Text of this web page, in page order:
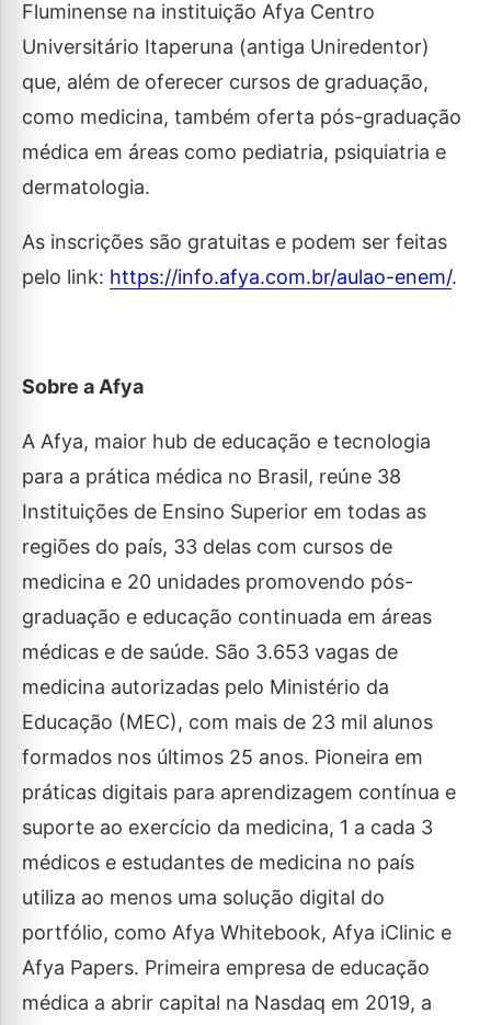
Fluminense na instituição Afya Centro
Universitário Itaperuna (antiga Uniredentor)
que, além de oferecer cursos de graduação,
como medicina, também oferta pós-graduação
médica em áreas como pediatria, psiquiatria e
dermatologia.
As inscrições são gratuitas e podem ser feitas
pelo link: https://info.afya.com.br/aulao-enem/.
Sobre a Afya
A Afya, maior hub de educação e tecnologia
para a prática médica no Brasil, reúne 38
Instituições de Ensino Superior em todas as
regiões do país, 33 delas com cursos de
medicina e 20 unidades promovendo pós-
graduação e educação continuada em áreas
médicas e de saúde. São 3.653 vagas de
medicina autorizadas pelo Ministério da
Educação (MEC), com mais de 23 mil alunos
formados nos últimos 25 anos. Pioneira em
práticas digitais para aprendizagem contínua e
suporte ao exercício da medicina, 1 a cada 3
médicos e estudantes de medicina no país
utiliza ao menos uma solução digital do
portfólio, como Afya Whitebook, Afya iClinic e
Afya Papers. Primeira empresa de educação
médica a abrir capital na Nasdaq em 2019, a